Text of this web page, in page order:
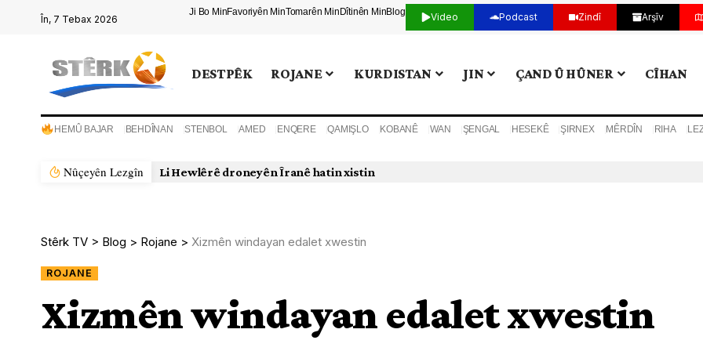
În, 7 Tebax 2026
Ji Bo MinFavoriyên MinTomarên Min Dîtinên MinBlog Video Podcast Zindî Arşîv
DESTPÊK ROJANE KURDISTAN JIN ÇAND Û HÛNER CÎHAN
HEMÛ BAJAR BEHDÎNAN STENBOL AMED ENQERE QAMIŞLO KOBANÊ WAN ŞENGAL HESEKÊ ŞIRNEX MÊRDÎN RIHA
Nûçeyên Lezgîn Li Hewlêrê droneyên Îranê hatin xistin
Stêrk TV > Blog > Rojane > Xizmên windayan edalet xwestin
ROJANE
Xizmên windayan edalet xwestin